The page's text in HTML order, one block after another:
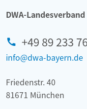
DWA-
+49 89 233
info@dwa-bayern.de
Friedenstr. 40
81671 München